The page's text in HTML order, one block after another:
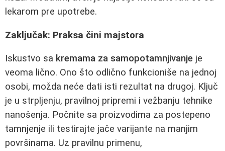
lekarom pre upotrebe.
Zaključak: Praksa čini majstora
Iskustvo sa kremama za samopotamnjivanje je
veoma lično. Ono što odlično funkcioniše na jednoj
osobi, možda neće dati isti rezultat na drugoj. Ključ
je u strpljenju, pravilnoj pripremi i vežbanju tehnike
nanošenja. Počnite sa proizvodima za postepeno
tamnjenje ili testirajte jače varijante na manjim
površinama. Uz pravilnu primenu,